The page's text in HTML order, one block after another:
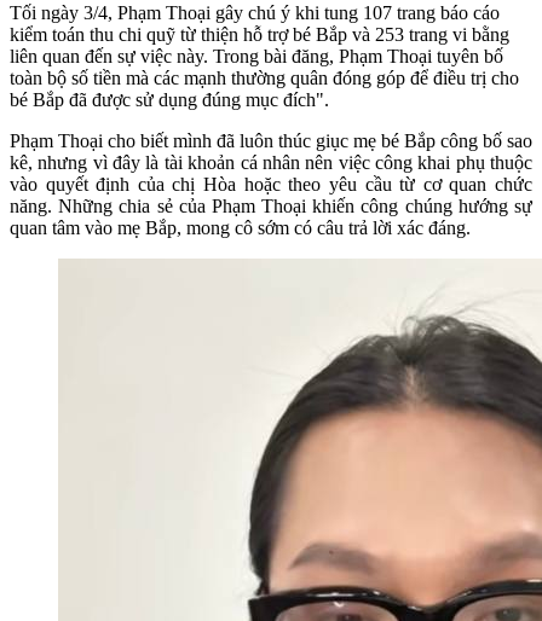
Tối ngày 3/4, Phạm Thoại gây chú ý khi tung 107 trang báo cáo
kiểm toán thu chi quỹ từ thiện hỗ trợ bé Bắp và 253 trang vi bằng
liên quan đến sự việc này. Trong bài đăng, Phạm Thoại tuyên bố
toàn bộ số tiền mà các mạnh thường quân đóng góp để điều trị cho
bé Bắp đã được sử dụng đúng mục đích".
Phạm Thoại cho biết mình đã luôn thúc giục mẹ bé Bắp công bố sao
kê, nhưng vì đây là tài khoản cá nhân nên việc công khai phụ thuộc
vào quyết định của chị Hòa hoặc theo yêu cầu từ cơ quan chức
năng. Những chia sẻ của Phạm Thoại khiến công chúng hướng sự
quan tâm vào mẹ Bắp, mong cô sớm có câu trả lời xác đáng.